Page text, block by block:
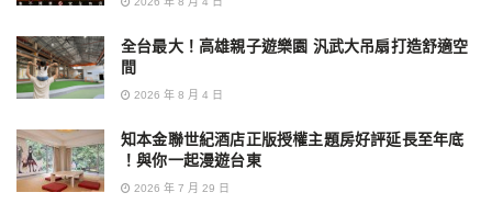
全台最大！高雄親子遊樂園 汎武大吊扇打造舒適空
間
2026 年 8 月 4 日
知本金聯世紀酒店正版授權主題房好評延長至年底
！與你一起漫遊台東
2026 年 7 月 29 日